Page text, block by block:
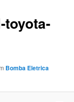
Bomba Eletrica